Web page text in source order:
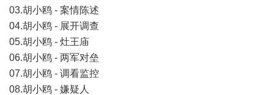
03.胡小鸥 - 案情陈述
04.胡小鸥 - 展开调查
05.胡小鸥 - 灶王庙
06.胡小鸥 - 两军对垒
07.胡小鸥 - 调看监控
08.胡小鸥 - 嫌疑人